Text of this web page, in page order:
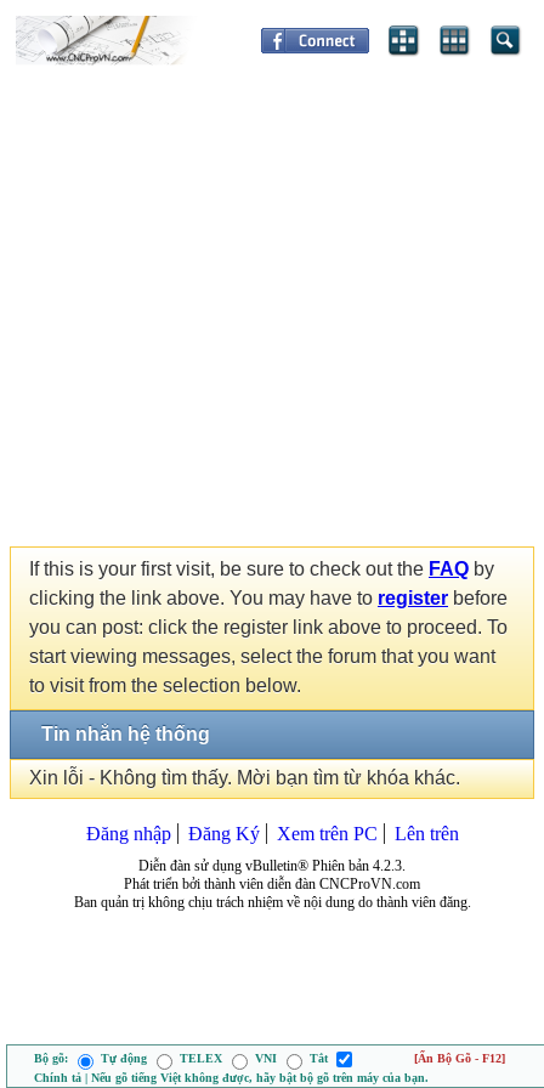
If this is your first visit, be sure to check out the FAQ by
clicking the link above. You may have to register before
you can post: click the register link above to proceed. To
start viewing messages, select the forum that you want
to visit from the selection below.
Tin nhắn hệ thống
Xin lỗi - Không tìm thấy. Mời bạn tìm từ khóa khác.
Đăng nhập Đăng Ký Xem trên PC Lên trên
Diễn đàn sử dụng vBulletin® Phiên bản 4.2.3.
Phát triển bởi thành viên diễn đàn CNCProVN.com
Ban quản trị không chịu trách nhiệm về nội dung do thành viên đăng.
Bộ gõ: Tự động TELEX VNI Tắt
[Ẩn Bộ Gõ - F12]
Chính tả | Nếu gõ tiếng Việt không được, hãy bật bộ gõ trên máy của bạn.